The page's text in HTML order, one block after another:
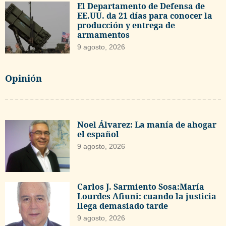
El Departamento de Defensa de
EE.UU. da 21 días para conocer la
producción y entrega de
armamentos
9 agosto, 2026
Opinión
Noel Álvarez: La manía de ahogar
el español
9 agosto, 2026
Carlos J. Sarmiento Sosa:María
Lourdes Afiuni: cuando la justicia
llega demasiado tarde
9 agosto, 2026